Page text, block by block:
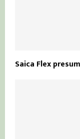
Saica Flex